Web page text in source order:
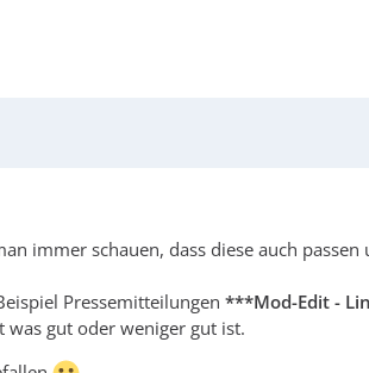
immer schauen, dass diese auch
Pressemitteilungen ***Mod-Edit -
was gut oder weniger gut ist.